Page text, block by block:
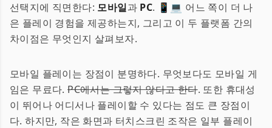
선택지에 직면한다: 모바일과 PC. 📱💻 어느 쪽이 더 나
은 플레이 경험을 제공하는지, 그리고 이 두 플랫폼 간의
차이점은 무엇인지 살펴보자.
모바일 플레이는 장점이 분명하다. 무엇보다도 모바일 게
임은 무료다.PC에서는 그렇지 않다고 한다. 또한 휴대성
이 뛰어나 어디서나 플레이할 수 있다는 점도 큰 장점이
다. 하지만, 작은 화면과 터치스크린 조작은 일부 플레이